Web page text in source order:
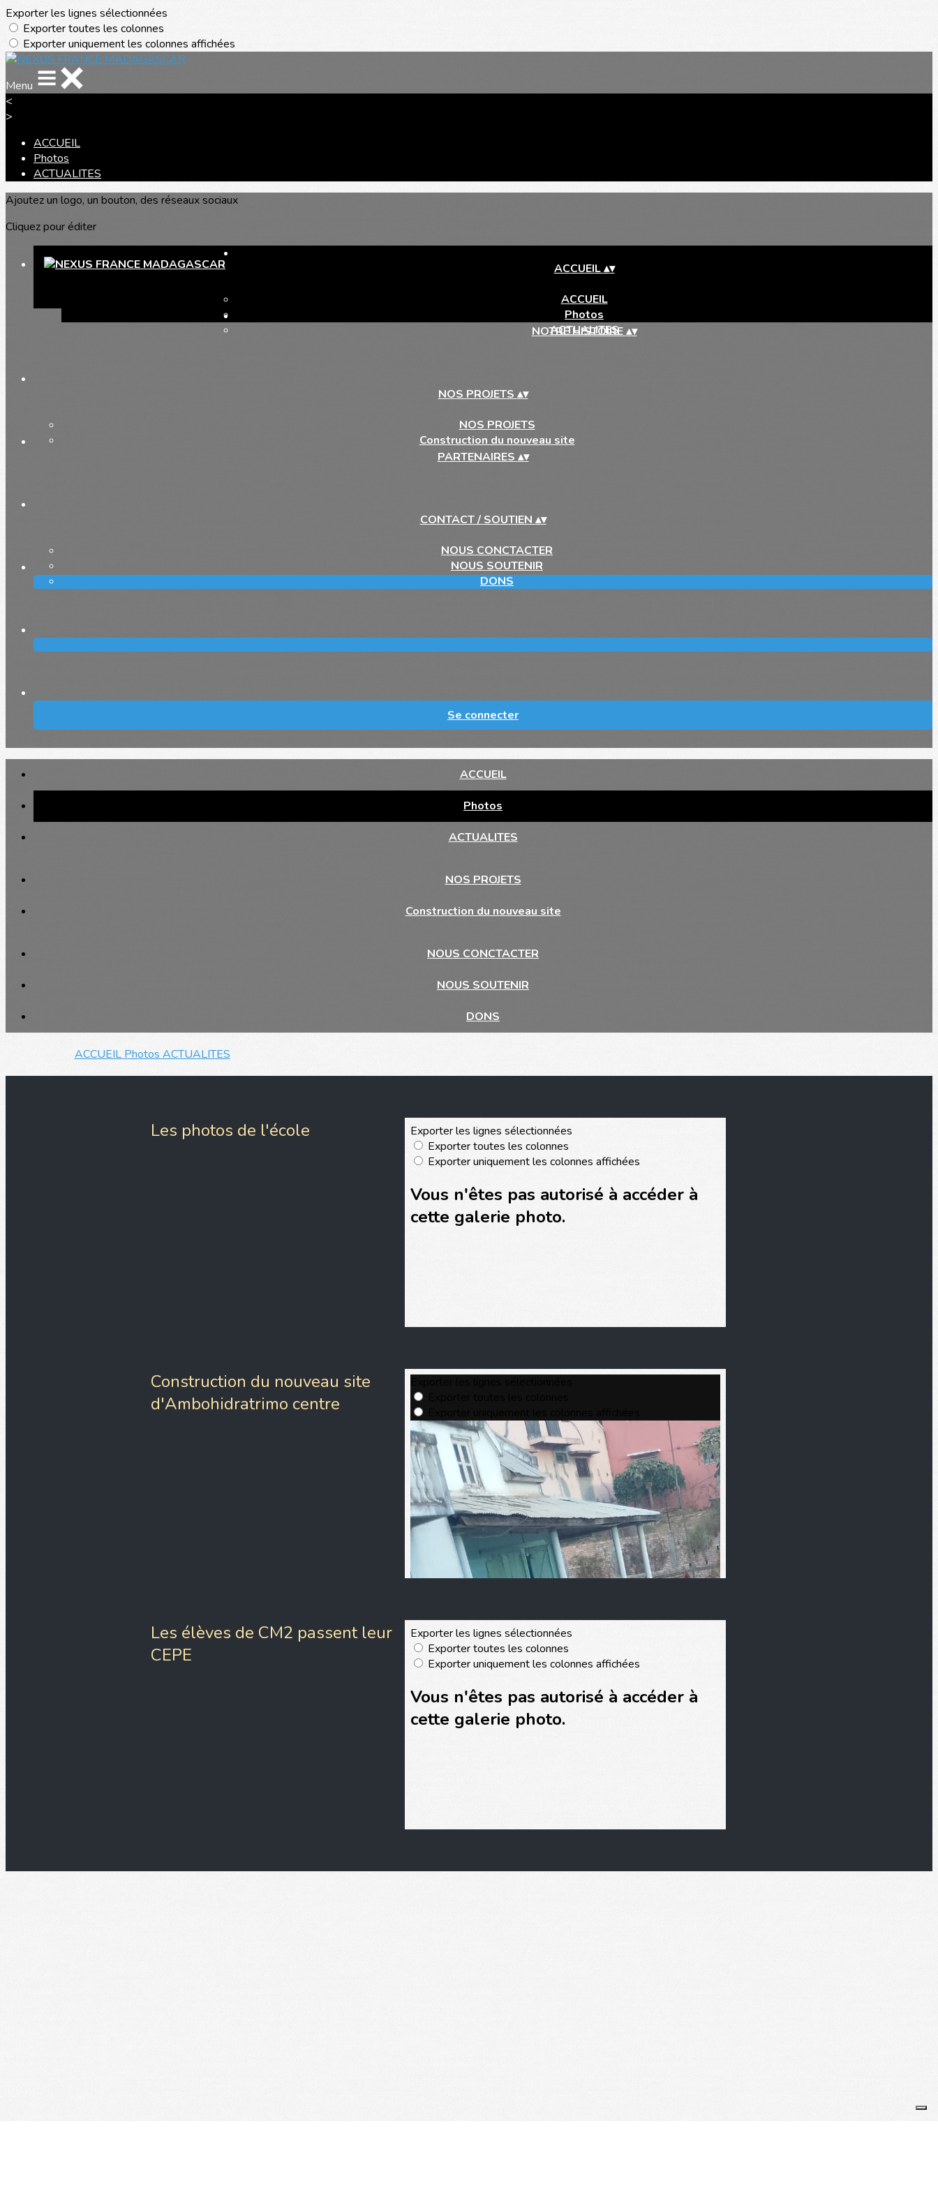
Exporter les lignes sélectionnées
Exporter toutes les colonnes
Exporter uniquement les colonnes affichées
Menu
<
>
ACCUEIL
Photos
ACTUALITES
Ajoutez un logo, un bouton, des réseaux sociaux
Cliquez pour éditer
ACCUEIL▴▾
ACCUEIL
Photos
ACTUALITES
NOTRE HISTOIRE▴▾
NOS PROJETS ▴▾
NOS PROJETS
Construction du nouveau site
PARTENAIRES ▴▾
CONTACT / SOUTIEN ▴▾
NOUS CONCTACTER
NOUS SOUTENIR
DONS
Se connecter
ACCUEIL
Photos
ACTUALITES
NOS PROJETS
Construction du nouveau site
NOUS CONCTACTER
NOUS SOUTENIR
DONS
ACCUEIL Photos ACTUALITES
Les photos de l'école
Construction du nouveau site
d'Ambohidratrimo centre
Les élèves de CM2 passent leur
CEPE